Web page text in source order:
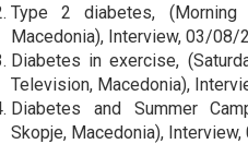
Type 2 diabetes, (Morning
Macedonia), Interview, 03/08/
Diabetes in exercise,
Television, Macedonia),
Diabetes and Summer
Skopje, Macedonia),